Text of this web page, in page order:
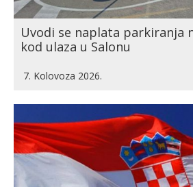
Uvodi se naplata parkiranja
kod ulaza u Salonu
7. Kolovoza 2026.